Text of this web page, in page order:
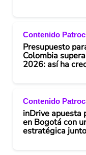
Contenido
Presupuesto
Colombia
2026: así ha
Contenido
inDrive apuesta
en Bogotá con
estratégica